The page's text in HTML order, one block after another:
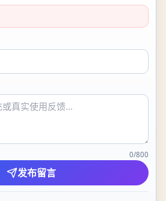
0/800
发布留言